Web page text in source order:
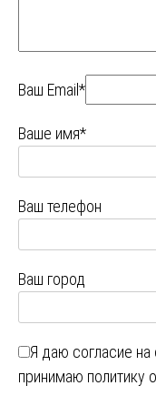
Ваш Email*
Ваше имя*
Ваш телефон
Ваш город
Я даю согласие
принимаю политику